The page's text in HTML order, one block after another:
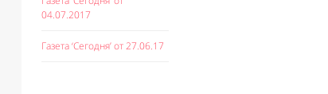
04.07.2017
Газета ‘Сегодня’ от 27.06.17